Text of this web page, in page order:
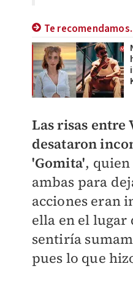
Te
Las risas entre
desataron
'Gomita',
ambas para
acciones eran
ella en el lugar
sentiría
pues lo que